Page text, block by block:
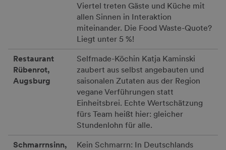
Viertel treten Gäste und Küche mit
allen Sinnen in Interaktion
miteinander. Die Food Waste-Quote?
Liegt unter 5 %!
Restaurant
Rübenrot,
Augsburg
Selfmade-Köchin Katja Kaminski
zaubert aus selbst angebauten und
saisonalen Zutaten aus der Region
vegane Verführungen statt
Einheitsbrei. Echte Wertschätzung
fürs Team heißt hier: gleicher
Stundenlohn für alle.
Schmarrnsinn,
Kein Schmarrn: In Deutschlands